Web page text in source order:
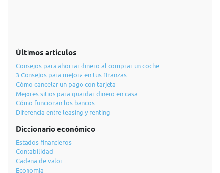
Últimos artículos
Consejos para ahorrar dinero al comprar un coche
3 Consejos para mejora en tus finanzas
Cómo cancelar un pago con tarjeta
Mejores sitios para guardar dinero en casa
Cómo funcionan los bancos
Diferencia entre leasing y renting
Diccionario económico
Estados financieros
Contabilidad
Cadena de valor
Economía